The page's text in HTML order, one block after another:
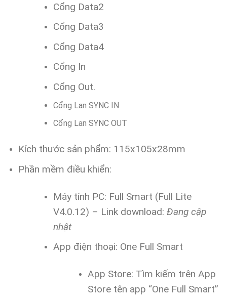
Cổng Data2
Cổng Data3
Cổng Data4
Cổng In
Cổng Out.
Cổng Lan SYNC IN
Cổng Lan SYNC OUT
Kích thước sản phẩm: 115x105x28mm
Phần mềm điều khiển:
Máy tính PC: Full Smart (Full Lite
V4.0.12) – Link download: Đang cập
nhật
App điện thoại: One Full Smart
App Store: Tìm kiếm trên App
Store tên app “One Full Smart”